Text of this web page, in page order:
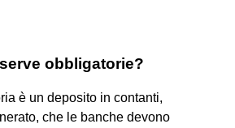
obbligatorie?
è un deposito in contanti,
che le banche devono